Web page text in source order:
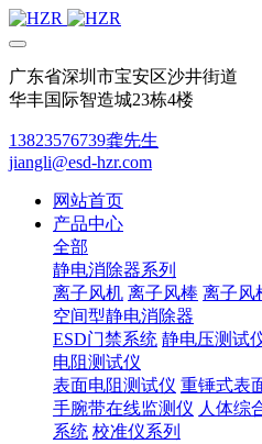
广东省深圳市宝安区沙井街道
华丰国际智造城23栋4楼
13823576739龚先生
jiangli@esd-hzr.com
网站首页
产品中心
全部
静电消除器系列
离子风机 离子风棒 离子风
空间型静电消除器
ESD门禁系统 静电压测试
电阻测试仪
表面电阻测试仪 重锤式表
手腕带在线监测仪 人体综
系统 校准仪系列